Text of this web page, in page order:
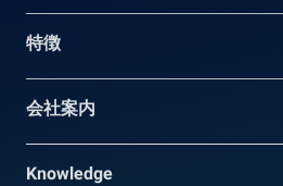
特徴
会社案内
Knowledge